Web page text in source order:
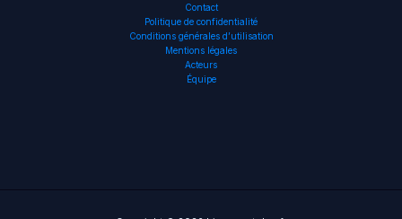
Contact
Politique de confidentialité
Conditions générales d’utilisation
Mentions légales
Acteurs
Équipe